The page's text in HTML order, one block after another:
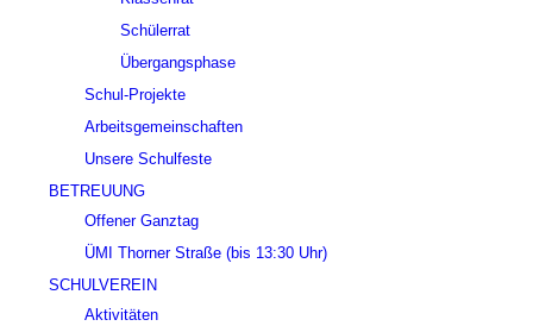
Schülerrat
Übergangsphase
Schul-Projekte
Arbeitsgemeinschaften
Unsere Schulfeste
BETREUUNG
Offener Ganztag
ÜMI Thorner Straße (bis 13:30 Uhr)
SCHULVEREIN
Aktivitäten